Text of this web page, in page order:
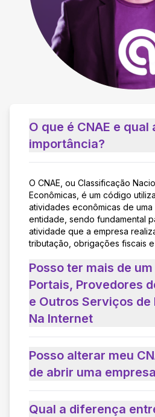
O que é CNAE e qual
importância?
O CNAE, ou Classificação
Econômicas, é um código
atividades econômicas de uma
entidade, sendo fundamental
atividade que a empresa
tributação, obrigações fiscais
Posso ter mais de um
Portais, Provedores
e Outros Serviços
Na Internet
Posso alterar meu
de abrir uma
Qual a diferença